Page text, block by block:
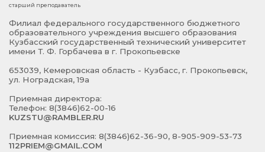
старший преподаватель
Филиал федерального государственного бюджетного
образовательного учреждения высшего образования
Кузбасский государственный технический университет
имени Т. Ф. Горбачева в г. Прокопьевске
653039, Кемеровская область - Кузбасс, г. Прокопьевск,
ул. Ноградская, 19а
Приемная директора:
Телефон: 8(3846)62-00-16
KUZSTU@RAMBLER.RU
Приемная комиссия: 8(3846)62-36-90, 8-905-909-53-73
112PRIEM@GMAIL.COM